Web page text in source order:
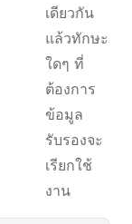
เดียวกัน
แล้วทักษะ
ใดๆ ที่
ต้องการ
ข้อมูล
รับรองจะ
เรียกใช้
งาน